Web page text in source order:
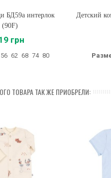
БД59а интерлок
(90F)
грн
56 62 68 74 80
Детский
ТОВАРА ТАК ЖЕ ПРИОБРЕЛИ: